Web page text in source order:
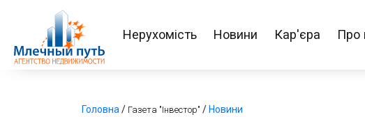
Нерухомість Новини Кар'єра Про
Головна / Газета "Інвестор" / Новини